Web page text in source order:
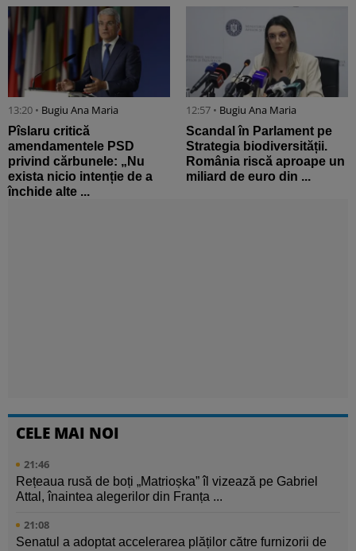
13:20 • Bugiu ⁠Ana Maria
Pîslaru critică
amendamentele PSD
privind cărbunele: „Nu
exista nicio intenție de a
închide alte ...
12:57 • Bugiu ⁠Ana Maria
Scandal în Parlament pe
Strategia biodiversității.
România riscă aproape un
miliard de euro din ...
CELE MAI NOI
21:46
Rețeaua rusă de boți „Matrioșka” îl vizează pe Gabriel
Attal, înaintea alegerilor din Franța ...
21:08
Senatul a adoptat accelerarea plăților către furnizorii de